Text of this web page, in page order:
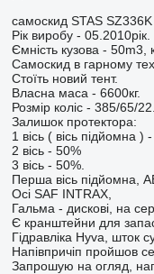
самоскид STAS SZ336K
Рік виробу - 05.2010рік.
Ємність кузова - 50m3,
Самоскид в гарному
Стоїть новий тент.
Власна маса - 6600кг.
Розмір коліс - 385/65/
Залишок протектора:
1 вісь ( вісь підйомна )
2 вісь - 50%
3 вісь - 50%.
Перша вісь підйомна,
Осі SAF INTRAX,
Гальма - дискові, на
Є кранштейни для
Гідравліка Hyva, шток
Напівпричіп пройшов
Запрошую на огляд,